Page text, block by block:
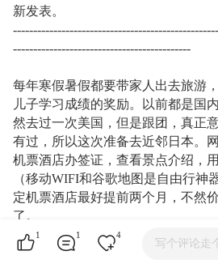
新发表。
--------------------------------------------
每年寒假暑假都要带家人出去旅游
儿子学习成绩的奖励。以前都是国
然去过一次美国，但是跟团，真正
有过，所以这次准备去近邻日本。
机票酒店办签证，查看景点介绍，
（移动WIFI和谷歌地图是自由行神
定机票酒店最好提前两个月，不然
了。
8月7日一早 春秋航空浦东T2航站楼
千，每人行李重量15公斤，回来差点
1 1 4
写个评论走